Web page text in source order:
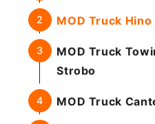
MOD Truck
MOD Truck
Strobo
MOD Truck